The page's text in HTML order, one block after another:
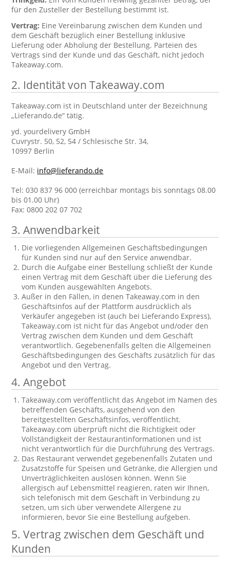
für den Zusteller der Bestellung bestimmt ist.
Vertrag: Eine Vereinbarung zwischen dem Kunden und
dem Geschäft bezüglich einer Bestellung inklusive
Lieferung oder Abholung der Bestellung. Parteien des
Vertrags sind der Kunde und das Geschäft, nicht jedoch
Takeaway.com.
2. Identität von Takeaway.com
Takeaway.com ist in Deutschland unter der Bezeichnung
„Lieferando.de“ tätig.
yd. yourdelivery GmbH
Cuvrystr. 50, 52, 54 / Schlesische Str. 34,
10997 Berlin
E-Mail: info@lieferando.de
Tel: 030 837 96 000 (erreichbar montags bis sonntags 08.00
bis 01.00 Uhr)
Fax: 0800 202 07 702
3. Anwendbarkeit
Die vorliegenden Allgemeinen Geschäftsbedingungen
für Kunden sind nur auf den Service anwendbar.
Durch die Aufgabe einer Bestellung schließt der Kunde
einen Vertrag mit dem Geschäft über die Lieferung des
vom Kunden ausgewählten Angebots.
Außer in den Fällen, in denen Takeaway.com in den
Geschäftsinfos auf der Plattform ausdrücklich als
Verkäufer angegeben ist (auch bei Lieferando Express),
Takeaway.com ist nicht für das Angebot und/oder den
Vertrag zwischen dem Kunden und dem Geschäft
verantwortlich. Gegebenenfalls gelten die Allgemeinen
Geschäftsbedingungen des Geschäfts zusätzlich für das
Angebot und den Vertrag.
4. Angebot
Takeaway.com veröffentlicht das Angebot im Namen des
betreffenden Geschäfts, ausgehend von den
bereitgestellten Geschäftsinfos, veröffentlicht.
Takeaway.com überprüft nicht die Richtigkeit oder
Vollständigkeit der Restaurantinformationen und ist
nicht verantwortlich für die Durchführung des Vertrags.
Das Restaurant verwendet gegebenenfalls Zutaten und
Zusatzstoffe für Speisen und Getränke, die Allergien und
Unverträglichkeiten auslösen können. Wenn Sie
allergisch auf Lebensmittel reagieren, raten wir Ihnen,
sich telefonisch mit dem Geschäft in Verbindung zu
setzen, um sich über verwendete Allergene zu
informieren, bevor Sie eine Bestellung aufgeben.
5. Vertrag zwischen dem Geschäft und
Kunden